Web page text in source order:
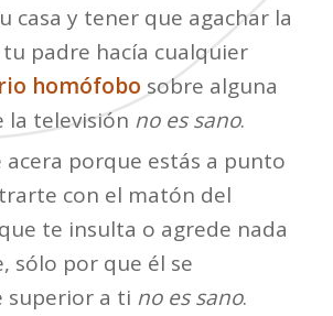
casa y tener que agachar la
padre hacía cualquier
homófobo sobre alguna
la televisión no es sano.
acera porque estás a punto
con el matón del
te insulta o agrede nada
sólo por que él se
superior a ti no es sano.